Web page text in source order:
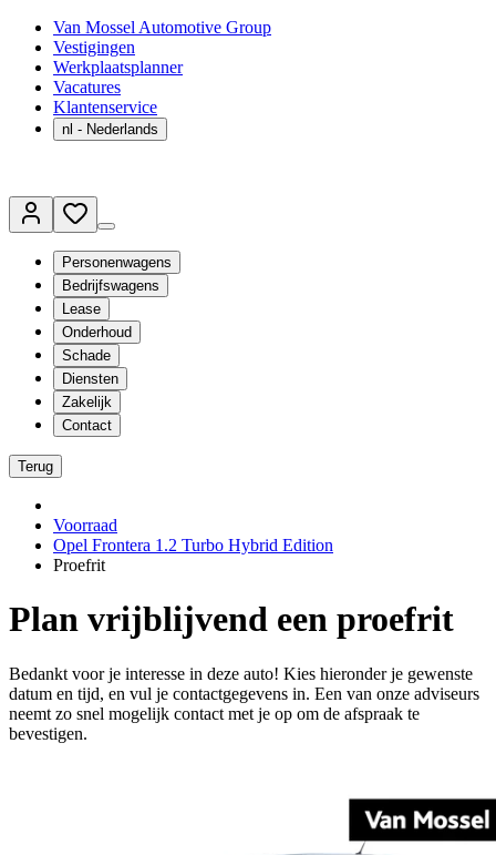
Van Mossel Automotive Group
Vestigingen
Werkplaatsplanner
Vacatures
Klantenservice
nl - Nederlands
Personenwagens
Bedrijfswagens
Lease
Onderhoud
Schade
Diensten
Zakelijk
Contact
Terug
Voorraad
Opel Frontera 1.2 Turbo Hybrid Edition
Proefrit
Plan vrijblijvend een proefrit
Bedankt voor je interesse in deze auto! Kies hieronder je gewenste
datum en tijd, en vul je contactgegevens in. Een van onze adviseurs
neemt zo snel mogelijk contact met je op om de afspraak te
bevestigen.